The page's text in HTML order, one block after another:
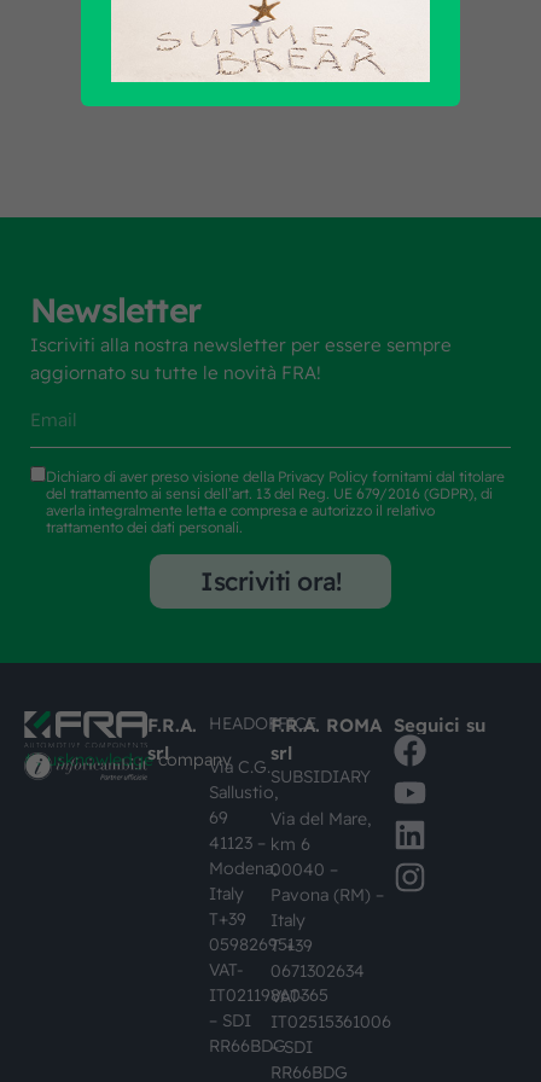
Scopri tutti i prodotti
Newsletter
Iscriviti alla nostra newsletter per essere sempre
aggiornato su tutte le novità FRA!
Dichiaro di aver preso visione della Privacy Policy fornitami dal titolare
del trattamento ai sensi dell’art. 13 del Reg. UE 679/2016 (GDPR), di
averla integralmente letta e compresa e autorizzo il relativo
trattamento dei dati personali.
Iscriviti ora!
#busknowledgecompany
F.R.A.
srl
HEADOFFICE
Via C.G.
Sallustio,
69
41123 –
Modena,
Italy
T+39
059826951
VAT-
IT02119860365
– SDI
RR66BDG
F.R.A. ROMA
srl
SUBSIDIARY
Via del Mare,
km 6
00040 –
Pavona (RM) –
Italy
T +39
0671302634
VAT-
IT02515361006
– SDI
RR66BDG
Seguici su